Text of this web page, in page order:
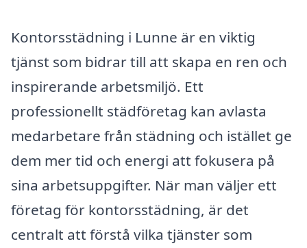
Kontorsstädning i Lunne är en viktig
tjänst som bidrar till att skapa en ren och
inspirerande arbetsmiljö. Ett
professionellt städföretag kan avlasta
medarbetare från städning och istället ge
dem mer tid och energi att fokusera på
sina arbetsuppgifter. När man väljer ett
företag för kontorsstädning, är det
centralt att förstå vilka tjänster som